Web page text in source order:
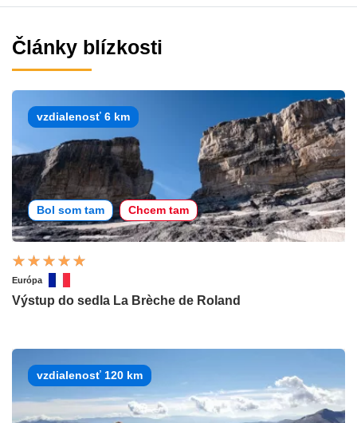
Články blízkosti
vzdialenosť 6 km
Bol som tam Chcem tam
Európa
Výstup do sedla La Brèche de Roland
vzdialenosť 120 km